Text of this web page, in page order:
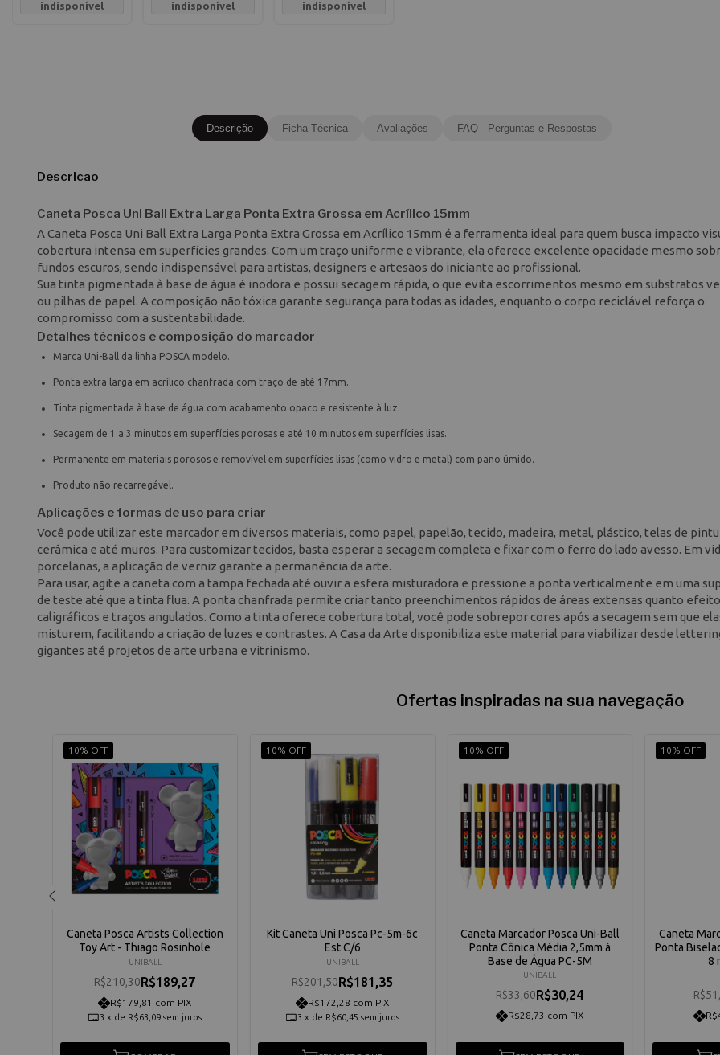
indisponível
indisponível
indisponível
Descrição Ficha Técnica Avaliações FAQ - Perguntas e Respostas
Descricao
Caneta Posca Uni Ball Extra Larga Ponta Extra Grossa em Acrílico 15mm
A Caneta Posca Uni Ball Extra Larga Ponta Extra Grossa em Acrílico 15mm é a ferramenta ideal para quem busca impacto
cobertura intensa em superfícies grandes. Com um traço uniforme e vibrante, ela oferece excelente opacidade mesmo
fundos escuros, sendo indispensável para artistas, designers e artesãos do iniciante ao profissional.
Sua tinta pigmentada à base de água é inodora e possui secagem rápida, o que evita escorrimentos mesmo em substratos
ou pilhas de papel. A composição não tóxica garante segurança para todas as idades, enquanto o corpo reciclável reforça o
compromisso com a sustentabilidade.
Detalhes técnicos e composição do marcador
Marca Uni-Ball da linha POSCA modelo.
Ponta extra larga em acrílico chanfrada com traço de até 17mm.
Tinta pigmentada à base de água com acabamento opaco e resistente à luz.
Secagem de 1 a 3 minutos em superfícies porosas e até 10 minutos em superfícies lisas.
Permanente em materiais porosos e removível em superfícies lisas (como vidro e metal) com pano úmido.
Produto não recarregável.
Aplicações e formas de uso para criar
Você pode utilizar este marcador em diversos materiais, como papel, papelão, tecido, madeira, metal, plástico, telas de
cerâmica e até muros. Para customizar tecidos, basta esperar a secagem completa e fixar com o ferro do lado avesso. Em
porcelanas, a aplicação de verniz garante a permanência da arte.
Para usar, agite a caneta com a tampa fechada até ouvir a esfera misturadora e pressione a ponta verticalmente em uma
de teste até que a tinta flua. A ponta chanfrada permite criar tanto preenchimentos rápidos de áreas extensas quanto
caligráficos e traços angulados. Como a tinta oferece cobertura total, você pode sobrepor cores após a secagem sem que
misturem, facilitando a criação de luzes e contrastes. A Casa da Arte disponibiliza este material para viabilizar desde
gigantes até projetos de arte urbana e vitrinismo.
Ofertas inspiradas na sua navegação
10% OFF
Caneta Posca Artists Collection
Toy Art - Thiago Rosinhole
UNIBALL
R$210,30R$189,27
R$179,81 com PIX
3 x de R$63,09 sem juros
10% OFF
Kit Caneta Uni Posca Pc-5m-6c
Est C/6
UNIBALL
R$201,50R$181,35
R$172,28 com PIX
3 x de R$60,45 sem juros
10% OFF
Caneta Marcador Posca Uni-Ball
Ponta Cônica Média 2,5mm à
Base de Água PC-5M
UNIBALL
R$33,60R$30,24
R$28,73 com PIX
10% OFF
Caneta
Ponta
8